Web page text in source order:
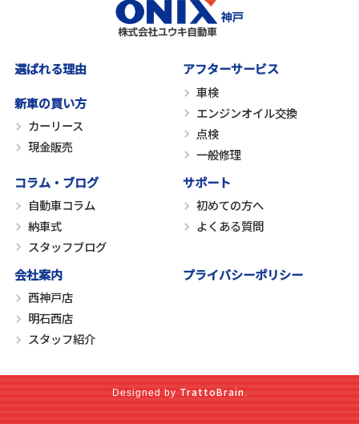
選ばれる理由
新車の買い方
カーリース
現金販売
アフターサービス
車検
エンジンオイル交換
点検
一般修理
コラム・ブログ
自動車コラム
納車式
スタッフブログ
サポート
初めての方へ
よくある質問
会社案内
西神戸店
明石西店
スタッフ紹介
プライバシーポリシー
Designed by TrattoBrain.